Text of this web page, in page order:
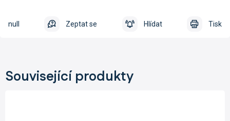
Tisk
Zeptat se Hlídat
null
Související produkty